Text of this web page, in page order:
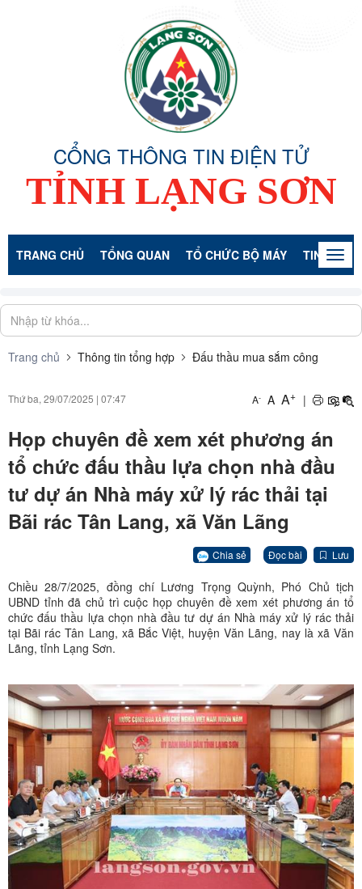
CỔNG THÔNG TIN ĐIỆN TỬ
TỈNH LẠNG SƠN
TRANG CHỦ TỔNG QUAN TỔ CHỨC BỘ MÁY TIN TỨC -
Trang chủ Thông tin tổng hợp Đấu thầu mua sắm công
Thứ ba, 29/07/2025 | 07:47 A- A A+ |
Họp chuyên đề xem xét phương án
tổ chức đấu thầu lựa chọn nhà đầu
tư dự án Nhà máy xử lý rác thải tại
Bãi rác Tân Lang, xã Văn Lãng
Chia sẻ Đọc bài Lưu
Chiều 28/7/2025, đồng chí Lương Trọng Quỳnh, Phó Chủ tịch
UBND tỉnh đã chủ trì cuộc họp chuyên đề xem xét phương án tổ
chức đấu thầu lựa chọn nhà đầu tư dự án Nhà máy xử lý rác thải
tại Bãi rác Tân Lang, xã Bắc Việt, huyện Văn Lãng, nay là xã Văn
Lãng, tỉnh Lạng Sơn.